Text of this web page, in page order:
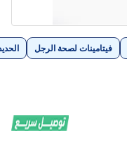
فيتامينات لصحة الرجل